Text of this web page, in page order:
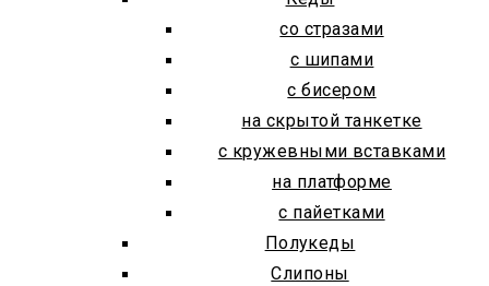
со стразами
с шипами
с бисером
на скрытой танкетке
с кружевными вставками
на платформе
с пайетками
Полукеды
Слипоны